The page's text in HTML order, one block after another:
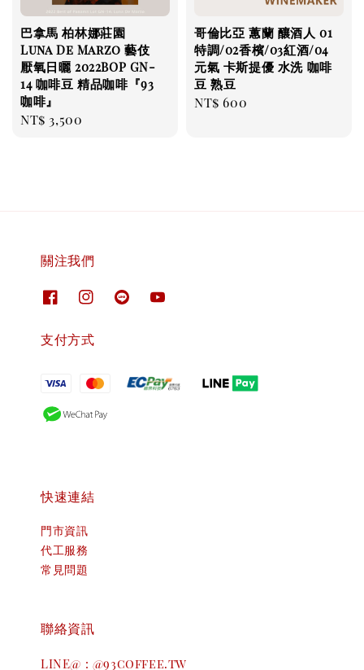
巴拿馬 柏林娜莊園
Luna De Marzo 藝伎
厭氧日曬 2022BOP GN-
14 咖啡豆 精品咖啡『93
咖啡』
Regular
NT$ 3,500
哥倫比亞 蕙蘭 釀酒人 01
特調/02香檳/03紅酒/04
元氣 卡斯提優 水洗 咖啡
豆 熟豆
Regular
NT$ 600
關注我們
支付方式
快速連結
門市資訊
代工服務
常見問題
聯絡資訊
LINE@ : @93coffee.tw